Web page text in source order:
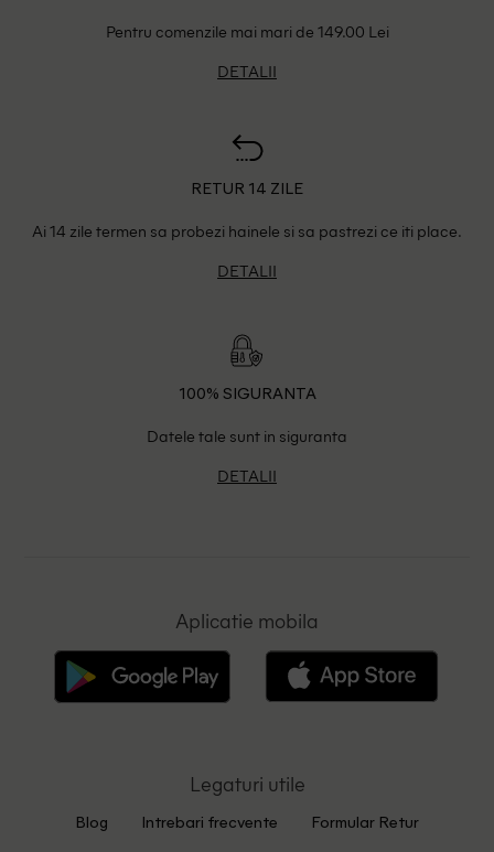
Pentru comenzile mai mari de 149.00 Lei
DETALII
RETUR 14 ZILE
Ai 14 zile termen sa probezi hainele si sa pastrezi ce iti place.
DETALII
100% SIGURANTA
Datele tale sunt in siguranta
DETALII
Aplicatie mobila
Legaturi utile
Blog Intrebari frecvente Formular Retur